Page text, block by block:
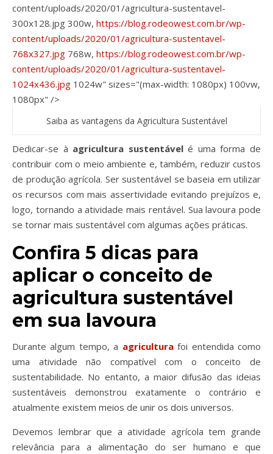
content/uploads/2020/01/agricultura-sustentavel-
300x128.jpg 300w, https://blog.rodeowest.com.br/wp-
content/uploads/2020/01/agricultura-sustentavel-
768x327.jpg 768w, https://blog.rodeowest.com.br/wp-
content/uploads/2020/01/agricultura-sustentavel-
1024x436.jpg 1024w" sizes="(max-width: 1080px) 100vw,
1080px" />
Saiba as vantagens da Agricultura Sustentável
Dedicar-se à agricultura sustentávelé uma forma de
contribuir com o meio ambiente e, também, reduzir custos
de produção agrícola. Ser sustentável se baseia em utilizar
os recursos com mais assertividade evitando prejuízos e,
logo, tornando a atividade mais rentável. Sua lavoura pode
se tornar mais sustentável com algumas ações práticas.
Confira 5 dicas para
aplicar o conceito de
agricultura sustentável
em sua lavoura
Durante algum tempo, a agriculturafoi entendida como
uma atividade não compatível com o conceito de
sustentabilidade. No entanto, a maior difusão das ideias
sustentáveis demonstrou exatamente o contrário e
atualmente existem meios de unir os dois universos.
Devemos lembrar que a atividade agrícola tem grande
relevância para a alimentação do ser humano e que